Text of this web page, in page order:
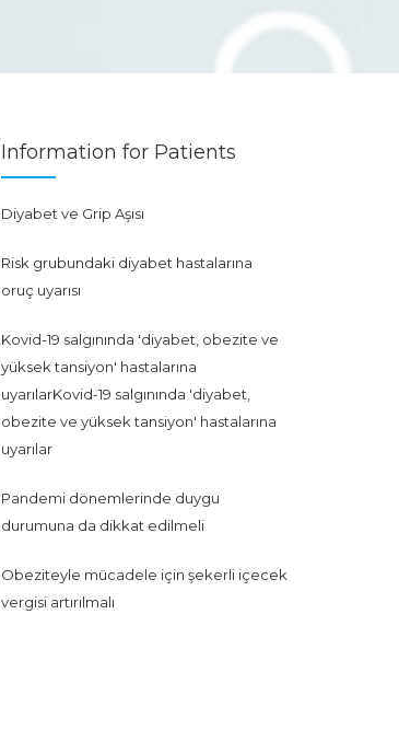
Information for Patients
Diyabet ve Grip Aşısı
Risk grubundaki diyabet hastalarına
oruç uyarısı
Kovid-19 salgınında 'diyabet, obezite ve
yüksek tansiyon' hastalarına
uyarılarKovid-19 salgınında 'diyabet,
obezite ve yüksek tansiyon' hastalarına
uyarılar
Pandemi dönemlerinde duygu
durumuna da dikkat edilmeli
Obeziteyle mücadele için şekerli içecek
vergisi artırılmalı